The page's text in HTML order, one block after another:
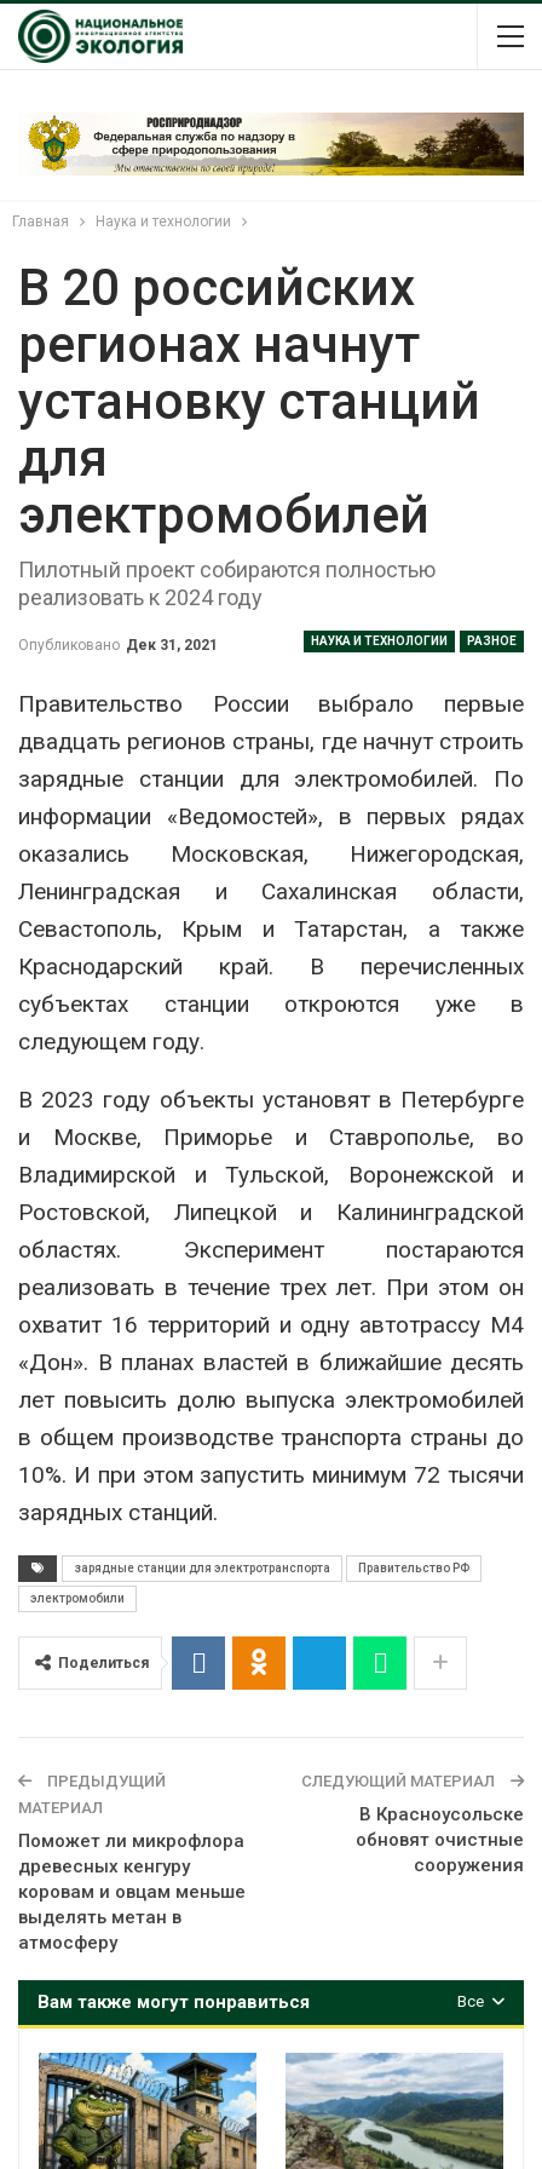
Главная Наука и технологии
В 20 российских
регионах начнут
установку станций
для
электромобилей
Пилотный проект собираются полностью
реализовать к 2024 году
НАУКА И ТЕХНОЛОГИИ РАЗНОЕ
Опубликовано Дек 31, 2021
Правительство России выбрало первые
двадцать регионов страны, где начнут строить
зарядные станции для электромобилей. По
информации «Ведомостей», в первых рядах
оказались Московская, Нижегородская,
Ленинградская и Сахалинская области,
Севастополь, Крым и Татарстан, а также
Краснодарский край. В перечисленных
субъектах станции откроются уже в
следующем году.
В 2023 году объекты установят в Петербурге
и Москве, Приморье и Ставрополье, во
Владимирской и Тульской, Воронежской и
Ростовской, Липецкой и Калининградской
областях. Эксперимент постараются
реализовать в течение трех лет. При этом он
охватит 16 территорий и одну автотрассу М4
«Дон». В планах властей в ближайшие десять
лет повысить долю выпуска электромобилей
в общем производстве транспорта страны до
10%. И при этом запустить минимум 72 тысячи
зарядных станций.
зарядные станции для электротранспорта Правительство РФ
электромобили
Поделиться
ПРЕДЫДУЩИЙ
МАТЕРИАЛ
Поможет ли микрофлора
древесных кенгуру
коровам и овцам меньше
выделять метан в
атмосферу
СЛЕДУЮЩИЙ МАТЕРИАЛ
В Красноусольске
обновят очистные
сооружения
Все
Вам также могут понравиться